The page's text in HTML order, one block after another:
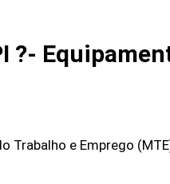
?-
Trabalho e Emprego